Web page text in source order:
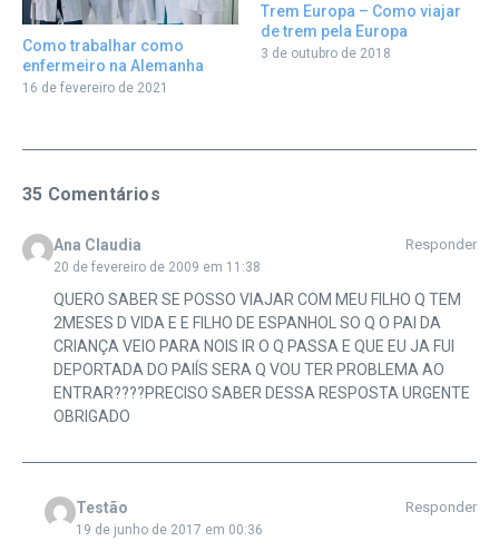
Como trabalhar como
enfermeiro na Alemanha
16 de fevereiro de 2021
Trem Europa – Como viajar
de trem pela Europa
3 de outubro de 2018
35 Comentários
Ana Claudia
20 de fevereiro de 2009 em 11:38
Responder
QUERO SABER SE POSSO VIAJAR COM MEU FILHO Q TEM
2MESES D VIDA E E FILHO DE ESPANHOL SO Q O PAI DA
CRIANÇA VEIO PARA NOIS IR O Q PASSA E QUE EU JA FUI
DEPORTADA DO PAIÍS SERA Q VOU TER PROBLEMA AO
ENTRAR????PRECISO SABER DESSA RESPOSTA URGENTE
OBRIGADO
Testão
19 de junho de 2017 em 00:36
Responder